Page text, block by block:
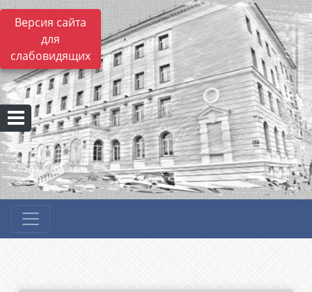
Версия сайта
для
слабовидящих